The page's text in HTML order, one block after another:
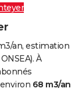
an, estimation
À
68 m3/an